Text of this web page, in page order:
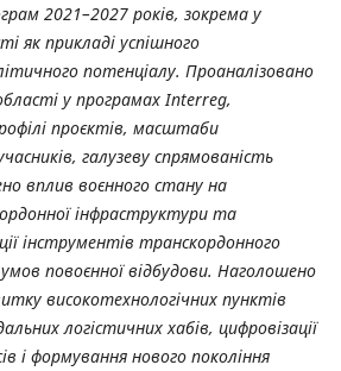
2021–2027 років, зокрема у
як прикладі успішного
потенціалу. Проаналізовано
у програмах Interreg,
проєктів, масштаби
галузеву спрямованість
вплив воєнного стану на
інфраструктури та
інструментів транскордонного
повоєнної відбудови. Наголошено
високотехнологічних пунктів
логістичних хабів, цифровізації
і формування нового покоління